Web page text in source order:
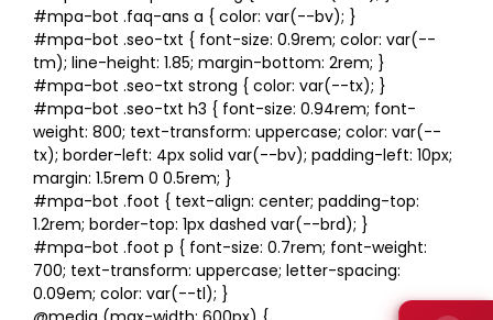
#mpa-bot .faq-ans a { color: var(--bv); }
#mpa-bot .seo-txt { font-size: 0.9rem; color: var(--
tm); line-height: 1.85; margin-bottom: 2rem; }
#mpa-bot .seo-txt strong { color: var(--tx); }
#mpa-bot .seo-txt h3 { font-size: 0.94rem; font-
weight: 800; text-transform: uppercase; color: var(--
tx); border-left: 4px solid var(--bv); padding-left: 10px;
margin: 1.5rem 0 0.5rem; }
#mpa-bot .foot { text-align: center; padding-top:
1.2rem; border-top: 1px dashed var(--brd); }
#mpa-bot .foot p { font-size: 0.7rem; font-weight:
700; text-transform: uppercase; letter-spacing:
0.09em; color: var(--tl); }